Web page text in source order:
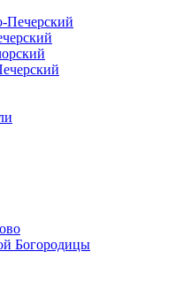
Печерский
Богородицы